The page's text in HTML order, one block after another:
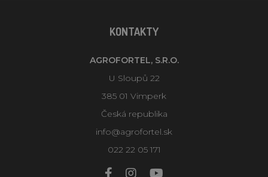
KONTAKTY
AGROFORTEL, S.R.O.
U Sloupů 22
385 01 Vimperk
Česká republika
info@agrofortel.sk
022 22 05 171